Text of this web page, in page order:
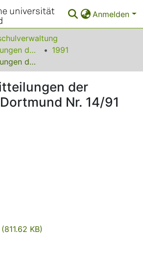
Anmelden
Amtliche Mitteilungen der Technischen Universität Dortmund
1991
Amtliche Mitteilungen der Universität Dortmund Nr. 14/91
der
Nr. 14/91
(811.62 KB)